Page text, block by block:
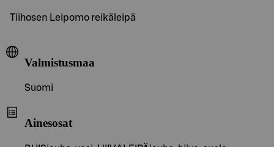
Tiihosen Leipomo reikäleipä
Valmistusmaa
Suomi
Ainesosat